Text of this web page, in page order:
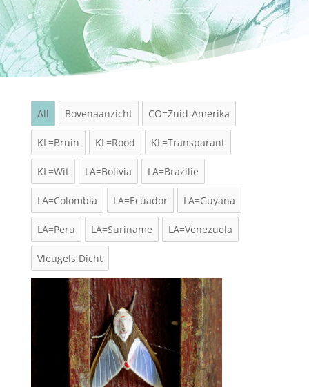
All Bovenaanzicht CO=Zuid-Amerika
KL=Bruin KL=Rood KL=Transparant
KL=Wit LA=Bolivia LA=Brazilië
LA=Colombia LA=Ecuador LA=Guyana
LA=Peru LA=Suriname LA=Venezuela
Vleugels Dicht